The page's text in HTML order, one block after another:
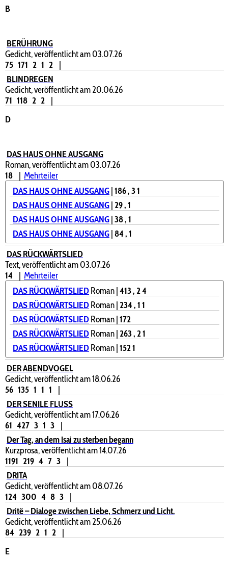
B
BERÜHRUNG
Gedicht, veröffentlicht am 03.07.26
75 171 2 1 2
|
BLINDREGEN
Gedicht, veröffentlicht am 20.06.26
71 118 2 2
|
D
DAS HAUS OHNE AUSGANG
Roman, veröffentlicht am 03.07.26
18
| Mehrteiler
DAS HAUS OHNE AUSGANG|186, 31
DAS HAUS OHNE AUSGANG| 29, 1
DAS HAUS OHNE AUSGANG|38, 1
DAS HAUS OHNE AUSGANG|84, 1
DAS RÜCKWÄRTSLIED
Text, veröffentlicht am 03.07.26
14
| Mehrteiler
DAS RÜCKWÄRTSLIEDRoman |413, 24
DAS RÜCKWÄRTSLIEDRoman | 234, 11
DAS RÜCKWÄRTSLIEDRoman |172
DAS RÜCKWÄRTSLIEDRoman | 263, 21
DAS RÜCKWÄRTSLIEDRoman |1521
DER ABENDVOGEL
Gedicht, veröffentlicht am 18.06.26
56 135 1 1 1
|
DER SENILE FLUSS
Gedicht, veröffentlicht am 17.06.26
61 427 3 1 3
|
Der Tag, an dem Isai zu sterben begann
Kurzprosa, veröffentlicht am 14.07.26
1191 219 4 7 3
|
DRITA
Gedicht, veröffentlicht am 08.07.26
124 300 4 8 3
|
Dritë – Dialoge zwischen Liebe, Schmerz und Licht.
Gedicht, veröffentlicht am 25.06.26
84 239 2 1 2
|
E